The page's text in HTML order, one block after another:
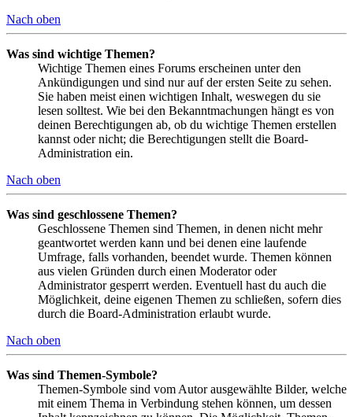
Nach oben
Was sind wichtige Themen?
Wichtige Themen eines Forums erscheinen unter den
Ankündigungen und sind nur auf der ersten Seite zu sehen.
Sie haben meist einen wichtigen Inhalt, weswegen du sie
lesen solltest. Wie bei den Bekanntmachungen hängt es von
deinen Berechtigungen ab, ob du wichtige Themen erstellen
kannst oder nicht; die Berechtigungen stellt die Board-
Administration ein.
Nach oben
Was sind geschlossene Themen?
Geschlossene Themen sind Themen, in denen nicht mehr
geantwortet werden kann und bei denen eine laufende
Umfrage, falls vorhanden, beendet wurde. Themen können
aus vielen Gründen durch einen Moderator oder
Administrator gesperrt werden. Eventuell hast du auch die
Möglichkeit, deine eigenen Themen zu schließen, sofern dies
durch die Board-Administration erlaubt wurde.
Nach oben
Was sind Themen-Symbole?
Themen-Symbole sind vom Autor ausgewählte Bilder, welche
mit einem Thema in Verbindung stehen können, um dessen